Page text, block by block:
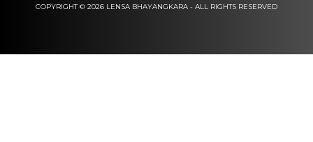
COPYRIGHT © 2026 LENSA BHAYANGKARA - ALL RIGHTS RESERVED